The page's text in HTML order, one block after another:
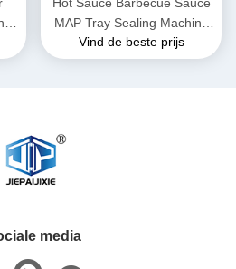
MAP Tray Sealing Machine
Voor voedselverpakkingen
Vind de beste prijs
media